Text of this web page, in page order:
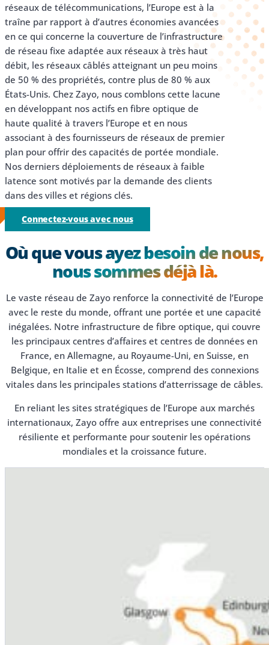
réseaux de télécommunications, l’Europe est à la
traîne par rapport à d’autres économies avancées
en ce qui concerne la couverture de l’infrastructure
de réseau fixe adaptée aux réseaux à très haut
débit, les réseaux câblés atteignant un peu moins
de 50 % des propriétés, contre plus de 80 % aux
États-Unis. Chez Zayo, nous comblons cette lacune
en développant nos actifs en fibre optique de
haute qualité à travers l’Europe et en nous
associant à des fournisseurs de réseaux de premier
plan pour offrir des capacités de portée mondiale.
Nos derniers déploiements de réseaux à faible
latence sont motivés par la demande des clients
dans des villes et régions clés.
Connectez-vous avec nous
Où que vous ayez besoin de nous,
nous sommes déjà là.
Le vaste réseau de Zayo renforce la connectivité de l’Europe
avec le reste du monde, offrant une portée et une capacité
inégalées. Notre infrastructure de fibre optique, qui couvre
les principaux centres d’affaires et centres de données en
France, en Allemagne, au Royaume-Uni, en Suisse, en
Belgique, en Italie et en Écosse, comprend des connexions
vitales dans les principales stations d’atterrissage de câbles.
En reliant les sites stratégiques de l’Europe aux marchés
internationaux, Zayo offre aux entreprises une connectivité
résiliente et performante pour soutenir les opérations
mondiales et la croissance future.